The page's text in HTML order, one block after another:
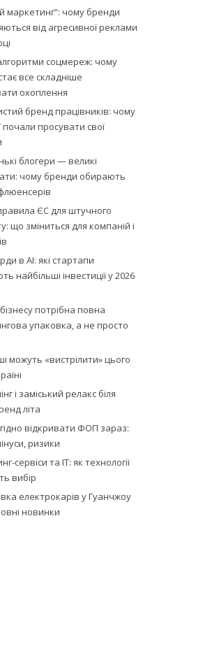
маркетинг”: чому бренди
від агресивної реклами
соцмереж: чому
все складніше
охоплення
бренд працівників: чому
почали просувати свої
блогери — великі
чому бренди обирають
ЄС для штучного
що зміниться для компаній і
в AI: які стартапи
найбільші інвестиції у 2026
потрібна повна
упаковка, а не просто
можуть «вистрілити» цього
і заміський релакс біля
літа
відкривати ФОП зараз:
ризики
сервіси та IT: як технології
вибір
електрокарів у Гуанчжоу
новинки